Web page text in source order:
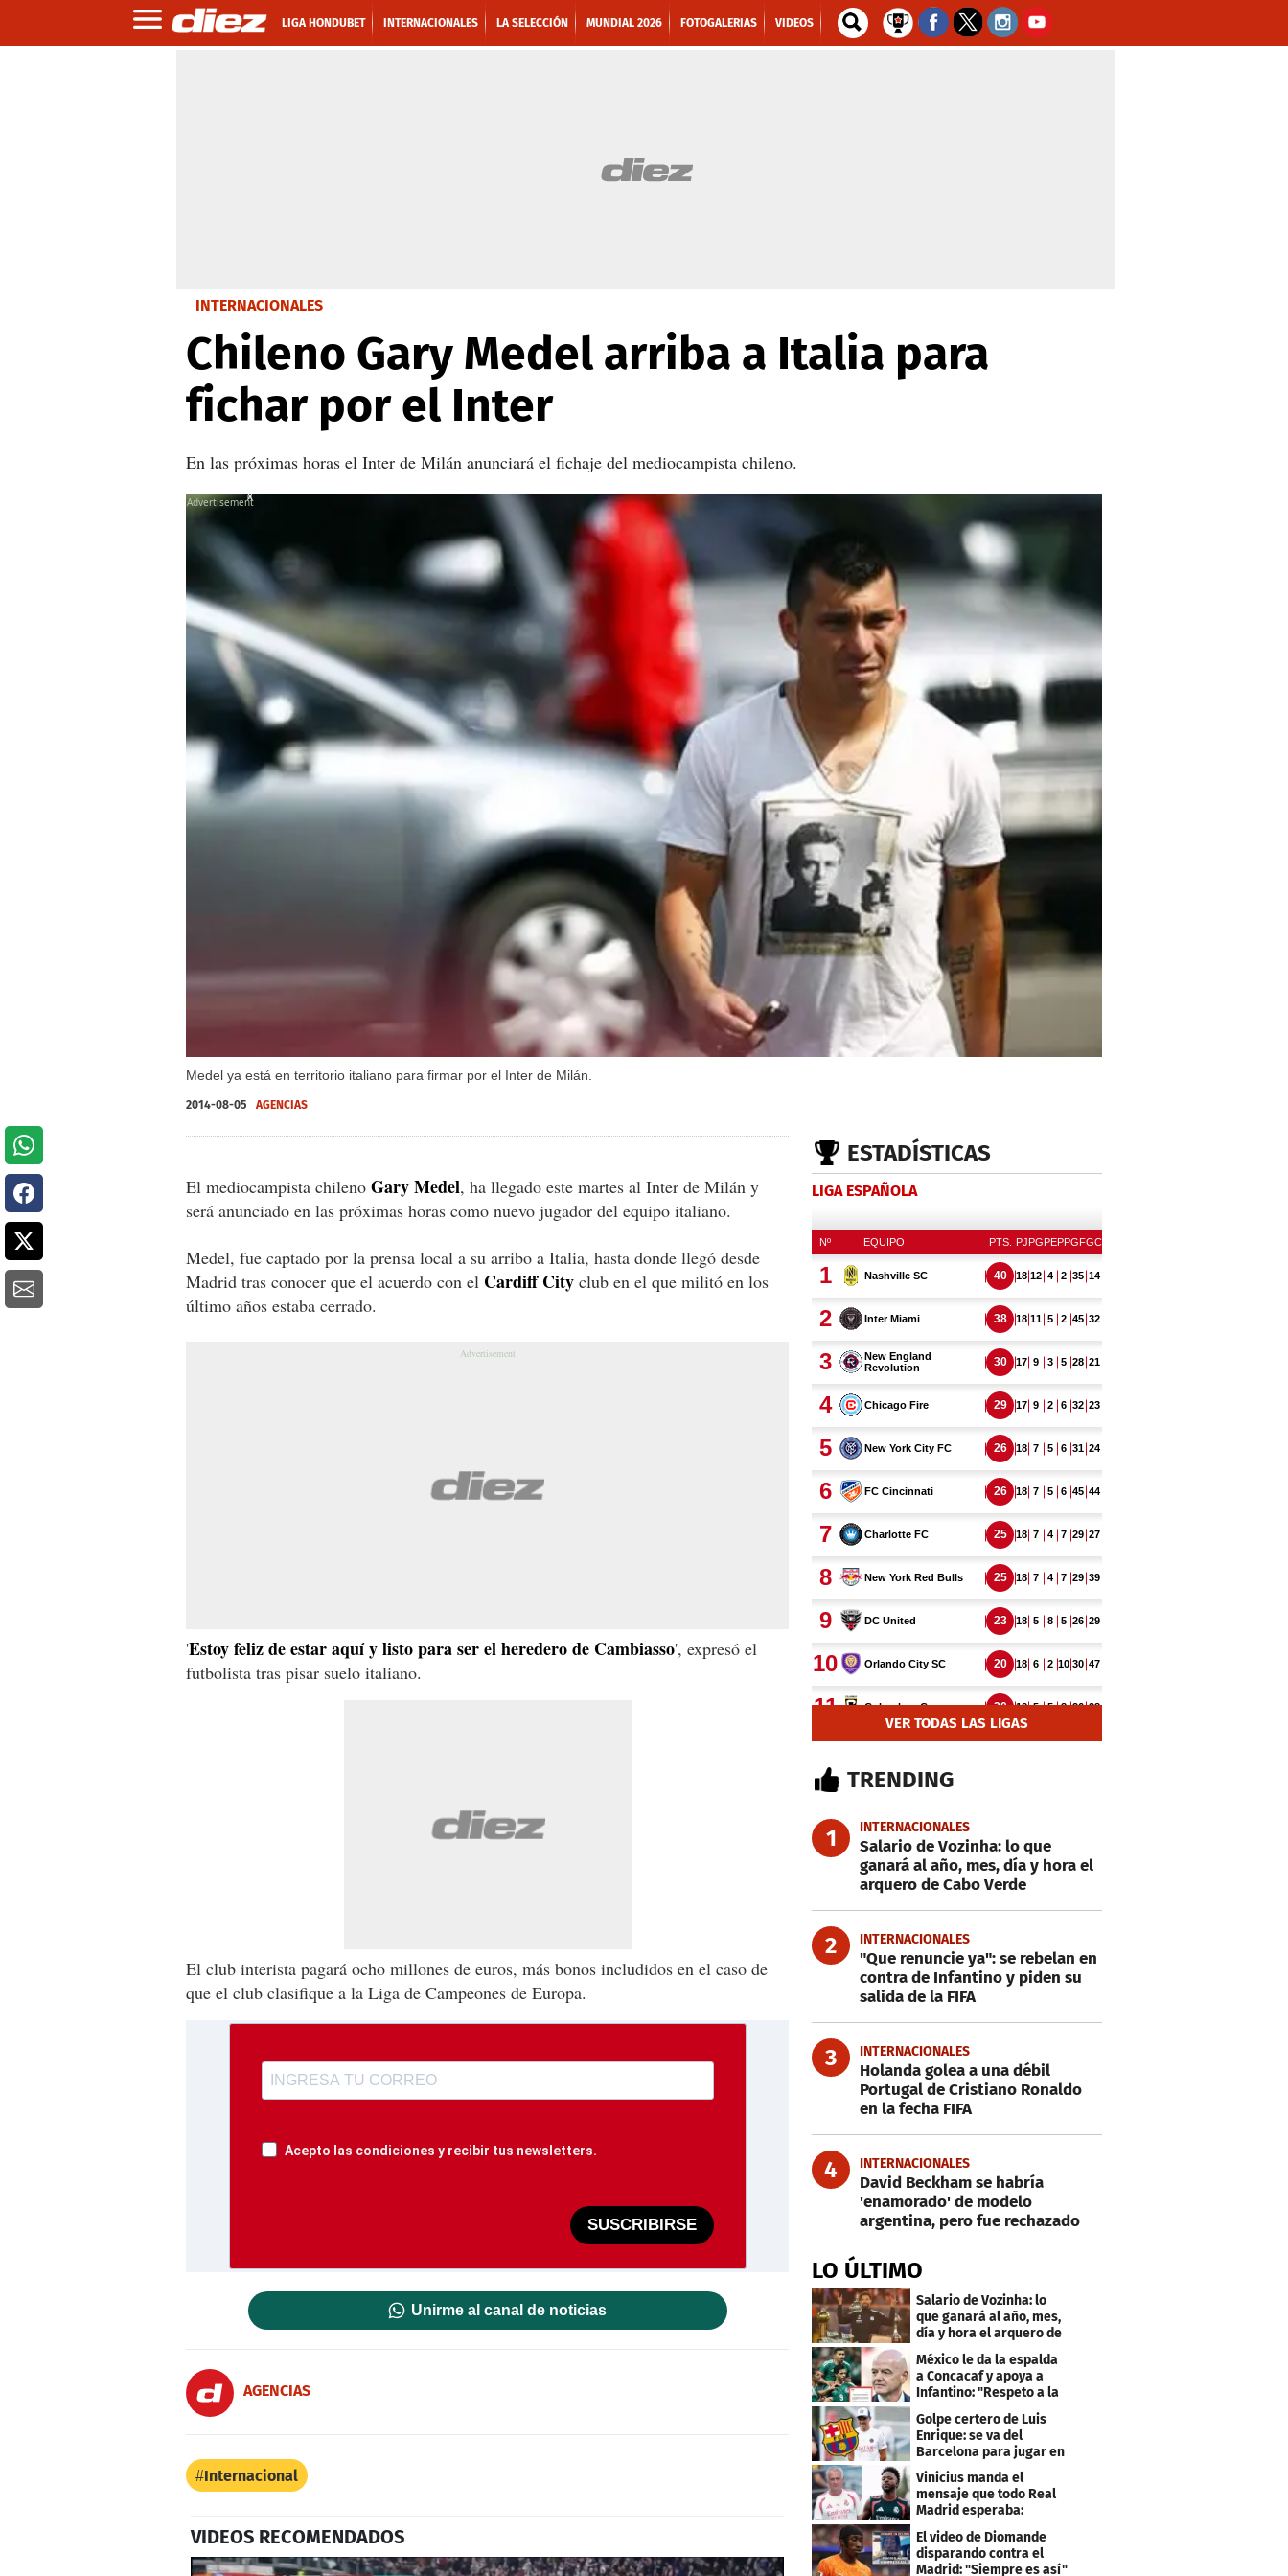
LIGA HONDUBET INTERNACIONALES LA SELECCIÓN MUNDIAL 2026 FOTOGALERIAS VIDEOS
INTERNACIONALES
Chileno Gary Medel arriba a Italia para
fichar por el Inter
En las próximas horas el Inter de Milán anunciará el fichaje del mediocampista chileno.
Medel ya está en territorio italiano para firmar por el Inter de Milán.
X
2014-08-05 AGENCIAS
El mediocampista chileno Gary Medel, ha llegado este martes al Inter de Milán y
será anunciado en las próximas horas como nuevo jugador del equipo italiano.
Medel, fue captado por la prensa local a su arribo a Italia, hasta donde llegó desde
Madrid tras conocer que el acuerdo con el Cardiff City club en el que militó en los
último años estaba cerrado.
'Estoy feliz de estar aquí y listo para ser el heredero de Cambiasso', expresó el
futbolista tras pisar suelo italiano.
El club interista pagará ocho millones de euros, más bonos includidos en el caso de
que el club clasifique a la Liga de Campeones de Europa.
Acepto las condiciones y recibir tus newsletters.
SUSCRIBIRSE
Unirme al canal de noticias
AGENCIAS
Internacional
VIDEOS RECOMENDADOS
ESTADÍSTICAS
LIGA ESPAÑOLA
VER TODAS LAS LIGAS
TRENDING
1 INTERNACIONALES
Salario de Vozinha: lo que
ganará al año, mes, día y hora el
arquero de Cabo Verde
2 INTERNACIONALES
"Que renuncie ya": se rebelan en
contra de Infantino y piden su
salida de la FIFA
3 INTERNACIONALES
Holanda golea a una débil
Portugal de Cristiano Ronaldo
en la fecha FIFA
4 INTERNACIONALES
David Beckham se habría
'enamorado' de modelo
argentina, pero fue rechazado
LO ÚLTIMO
Salario de Vozinha: lo
que ganará al año, mes,
día y hora el arquero de
Cabo Verde
México le da la espalda
a Concacaf y apoya a
Infantino: "Respeto a la
gobernanza"
Golpe certero de Luis
Enrique: se va del
Barcelona para jugar en
el PSG
Vinicius manda el
mensaje que todo Real
Madrid esperaba:
"Mourinho..."
El video de Diomande
disparando contra el
Madrid: "Siempre es así"